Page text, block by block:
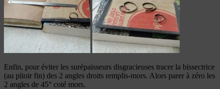
Enfin, pour éviter les surépaisseurs disgracieuses tracer la bissectrice
(au plioir fin) des 2 angles droits remplis-mors. Alors parer à zéro les
2 angles de 45° coté mors.